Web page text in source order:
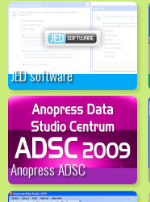
JED software
Anopress ADSC